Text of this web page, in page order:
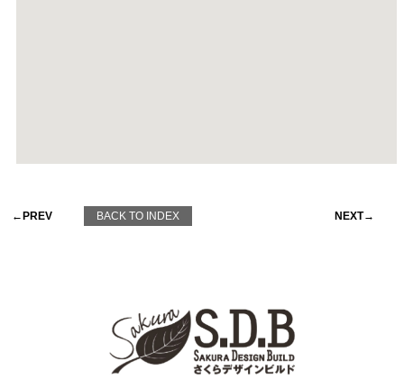
←PREV BACK TO INDEX NEXT→